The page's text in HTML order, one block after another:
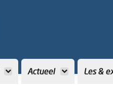
Actueel Les &